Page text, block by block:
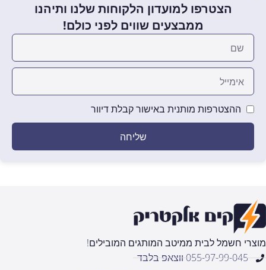
הצטרפו למועדון הלקוחות שלנו ותיהנו
ממבצעים שווים לפני כולם!
ההצטרפות מותנית באישור קבלת דיוור
שליחה
מוצרי חשמל לבית ממיטב המותגים המובילים!
055-97-99-045 ווצאפ בלבד